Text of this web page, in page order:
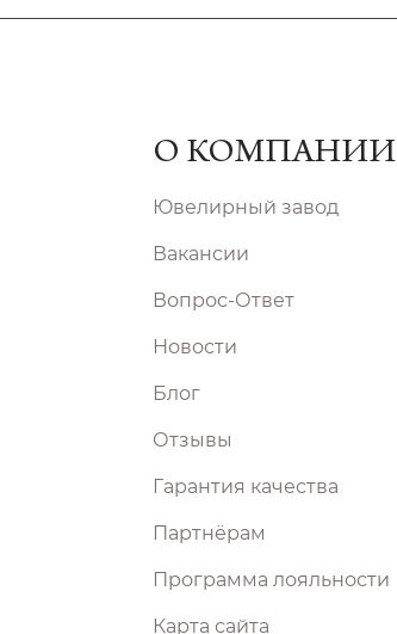
О КОМПАНИИ
Ювелирный завод
Вакансии
Вопрос-Ответ
Новости
Блог
Отзывы
Гарантия качества
Партнёрам
Программа лояльности
Карта сайта